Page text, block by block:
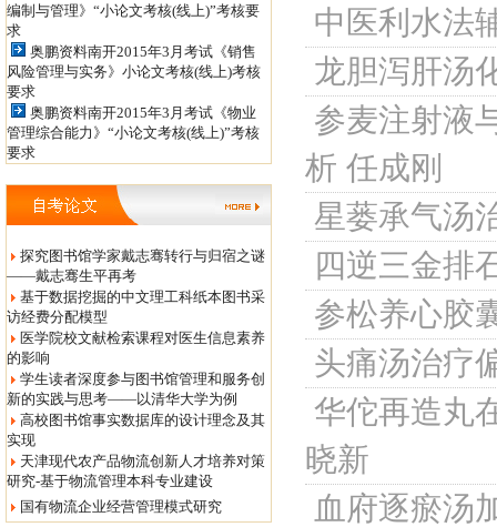
编制与管理》“小论文考核(线上)”考核要
求
奥鹏资料南开2015年3月考试《销售
风险管理与实务》小论文考核(线上)考核
要求
奥鹏资料南开2015年3月考试《物业
管理综合能力》“小论文考核(线上)”考核
要求
探究图书馆学家戴志骞转行与归宿之谜
——戴志骞生平再考
基于数据挖掘的中文理工科纸本图书采
访经费分配模型
医学院校文献检索课程对医生信息素养
的影响
学生读者深度参与图书馆管理和服务创
新的实践与思考——以清华大学为例
高校图书馆事实数据库的设计理念及其
实现
天津现代农产品物流创新人才培养对策
研究-基于物流管理本科专业建设
国有物流企业经营管理模式研究
中医利水法
龙胆泻肝汤
参麦注射液
析 任成刚
星蒌承气汤
四逆三金排
参松养心胶
头痛汤治疗
华佗再造丸
晓新
血府逐瘀汤